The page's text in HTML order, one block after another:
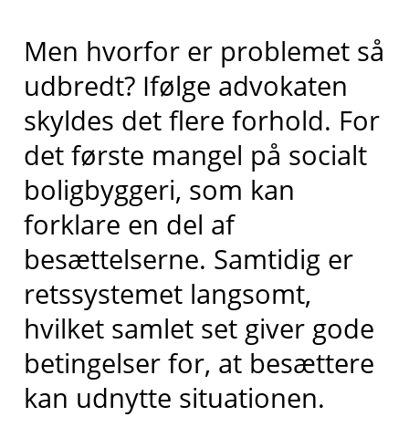
Men hvorfor er problemet så
udbredt? Ifølge advokaten
skyldes det flere forhold. For
det første mangel på socialt
boligbyggeri, som kan
forklare en del af
besættelserne. Samtidig er
retssystemet langsomt,
hvilket samlet set giver gode
betingelser for, at besættere
kan udnytte situationen.